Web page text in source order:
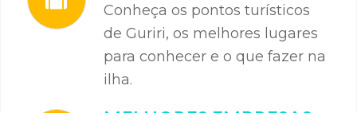
Conheça os pontos turísticos
de Guriri, os melhores lugares
para conhecer e o que fazer na
ilha.